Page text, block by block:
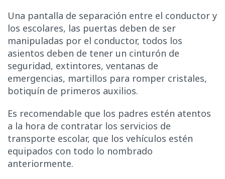
Una pantalla de separación entre el conductor y
los escolares, las puertas deben de ser
manipuladas por el conductor, todos los
asientos deben de tener un cinturón de
seguridad, extintores, ventanas de
emergencias, martillos para romper cristales,
botiquín de primeros auxilios.
Es recomendable que los padres estén atentos
a la hora de contratar los servicios de
transporte escolar, que los vehículos estén
equipados con todo lo nombrado
anteriormente.